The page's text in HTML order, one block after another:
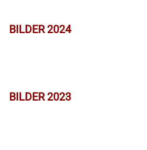
BILDER 2024
BILDER 2023